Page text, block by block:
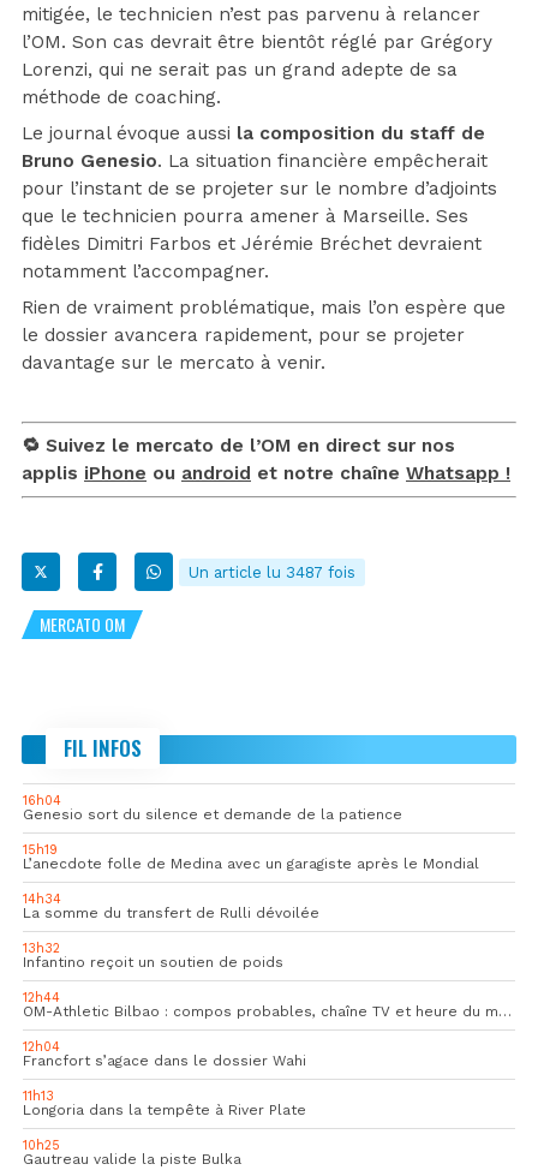
mitigée, le technicien n’est pas parvenu à relancer
l’OM. Son cas devrait être bientôt réglé par Grégory
Lorenzi, qui ne serait pas un grand adepte de sa
méthode de coaching.
Le journal évoque aussi la composition du staff de
Bruno Genesio. La situation financière empêcherait
pour l’instant de se projeter sur le nombre d’adjoints
que le technicien pourra amener à Marseille. Ses
fidèles Dimitri Farbos et Jérémie Bréchet devraient
notamment l’accompagner.
Rien de vraiment problématique, mais l’on espère que
le dossier avancera rapidement, pour se projeter
davantage sur le mercato à venir.
🔁 Suivez le mercato de l’OM en direct sur nos
applis iPhone ou android et notre chaîne Whatsapp !
Un article lu 3487 fois
MERCATO OM
FIL INFOS
16h04
Genesio sort du silence et demande de la patience
15h19
L’anecdote folle de Medina avec un garagiste après le Mondial
14h34
La somme du transfert de Rulli dévoilée
13h32
Infantino reçoit un soutien de poids
12h44
OM-Athletic Bilbao : compos probables, chaîne TV et heure du match
12h04
Francfort s’agace dans le dossier Wahi
11h13
Longoria dans la tempête à River Plate
10h25
Gautreau valide la piste Bulka